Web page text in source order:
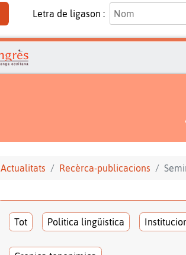
Letra de ligason :
Actualitats Recèrca-publicacions
Tot Politica lingüistica